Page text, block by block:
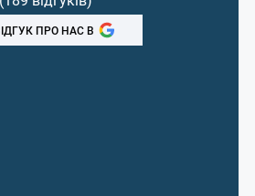
готу кола
ПРО НАС В